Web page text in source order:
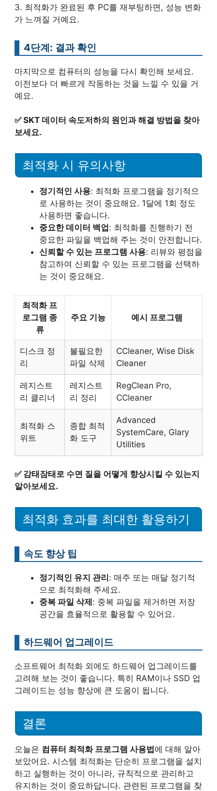
3. 최적화가 완료된 후 PC를 재부팅하면, 성능 변화
가 느껴질 거예요.
4단계: 결과 확인
마지막으로 컴퓨터의 성능을 다시 확인해 보세요.
이전보다 더 빠르게 작동하는 것을 느낄 수 있을 거
예요.
✅SKT 데이터 속도저하의 원인과 해결 방법을 찾아
보세요.
최적화 시 유의사항
정기적인 사용: 최적화 프로그램을 정기적으
로 사용하는 것이 중요해요. 1달에 1회 정도
사용하면 좋습니다.
중요한 데이터 백업 : 최적화를 진행하기 전
중요한 파일을 백업해 주는 것이 안전합니다.
신뢰할 수 있는 프로그램 사용: 리뷰와 평점을
참고하여 신뢰할 수 있는 프로그램을 선택하
는 것이 중요해요.
최적화 프
로그램 종
류
주요 기능 예시 프로그램
디스크 정
리
불필요한
파일 삭제
CCleaner, Wise Disk
Cleaner
레지스트
리 클리너
레지스트
리 정리
RegClean Pro,
CCleaner
최적화 스
위트
종합 최적
화 도구
Advanced
SystemCare, Glary
Utilities
✅ 감태잠태로 수면 질을 어떻게 향상시킬 수 있는지
알아보세요.
최적화 효과를 최대한 활용하기
속도 향상 팁
정기적인 유지 관리: 매주 또는 매달 정기적
으로 최적화해 주세요.
중복 파일 삭제: 중복 파일을 제거하면 저장
공간을 효율적으로 활용할 수 있어요.
하드웨어 업그레이드
소프트웨어 최적화 외에도 하드웨어 업그레이드를
고려해 보는 것이 좋습니다. 특히 RAM이나 SSD 업
그레이드는 성능 향상에 큰 도움이 됩니다.
결론
오늘은 컴퓨터 최적화 프로그램 사용법에 대해 알아
보았어요. 시스템 최적화는 단순히 프로그램을 설치
하고 실행하는 것이 아니라, 규칙적으로 관리하고
유지하는 것이 중요하답니다. 관련된 프로그램을 찾